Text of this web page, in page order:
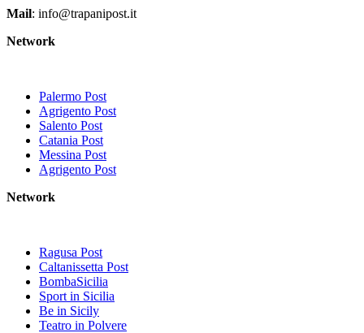
Mail: info@trapanipost.it
Network
Palermo Post
Agrigento Post
Salento Post
Catania Post
Messina Post
Agrigento Post
Network
Ragusa Post
Caltanissetta Post
BombaSicilia
Sport in Sicilia
Be in Sicily
Teatro in Polvere